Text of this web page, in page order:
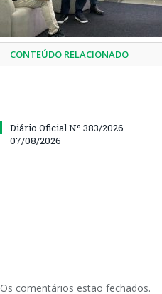
CONTEÚDO RELACIONADO
Diário Oficial Nº 383/2026 –
07/08/2026
Os comentários estão fechados.